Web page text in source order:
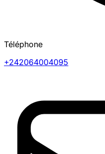
Téléphone
+242064004095